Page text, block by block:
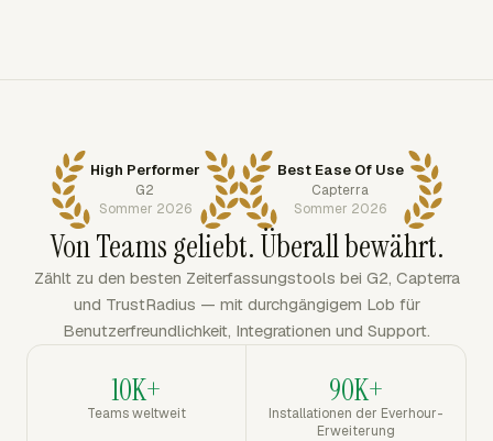
High Performer
G2
Sommer 2026
Best Ease Of Use
Capterra
Sommer 2026
Von Teams geliebt. Überall bewährt.
Zählt zu den besten Zeiterfassungstools bei G2, Capterra
und TrustRadius — mit durchgängigem Lob für
Benutzerfreundlichkeit, Integrationen und Support.
10K+
Teams weltweit
90K+
Installationen der Everhour-
Erweiterung